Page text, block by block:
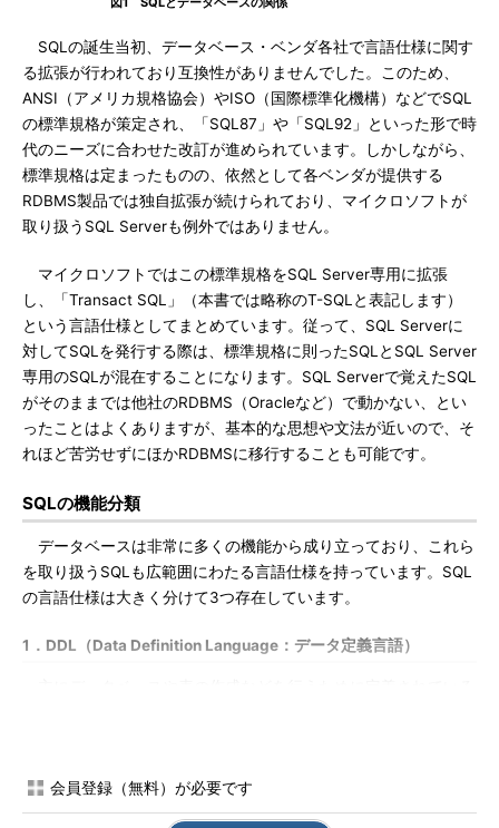
SQLの誕生当初、データベース・ベンダ各社で言語仕様に関す
る拡張が行われており互換性がありませんでした。このため、
ANSI（アメリカ規格協会）やISO（国際標準化機構）などでSQL
の標準規格が策定され、「SQL87」や「SQL92」といった形で時
代のニーズに合わせた改訂が進められています。しかしながら、
標準規格は定まったものの、依然として各ベンダが提供する
RDBMS製品では独自拡張が続けられており、マイクロソフトが
取り扱うSQL Serverも例外ではありません。
マイクロソフトではこの標準規格をSQL Server専用に拡張
し、「Transact SQL」（本書では略称のT-SQLと表記します）
という言語仕様としてまとめています。従って、SQL Serverに
対してSQLを発行する際は、標準規格に則ったSQLとSQL Server
専用のSQLが混在することになります。SQL Serverで覚えたSQL
がそのままでは他社のRDBMS（Oracleなど）で動かない、とい
ったことはよくありますが、基本的な思想や文法が近いので、そ
れほど苦労せずにほかRDBMSに移行することも可能です。
SQLの機能分類
データベースは非常に多くの機能から成り立っており、これら
を取り扱うSQLも広範囲にわたる言語仕様を持っています。SQL
の言語仕様は大きく分けて3つ存在しています。
1．DDL（Data Definition Language：データ定義言語）
ALTER データベースや表の定義を変更する
DROPデータベースや表を削除する
会員登録（無料）が必要です